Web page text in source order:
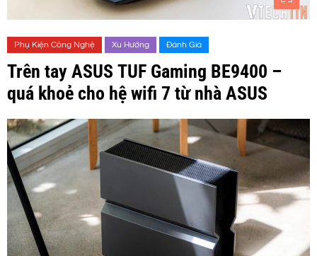
Phụ Kiện Công Nghệ Xu Hướng Đánh Giá
Trên tay ASUS TUF Gaming BE9400 –
quá khoẻ cho hệ wifi 7 từ nhà ASUS